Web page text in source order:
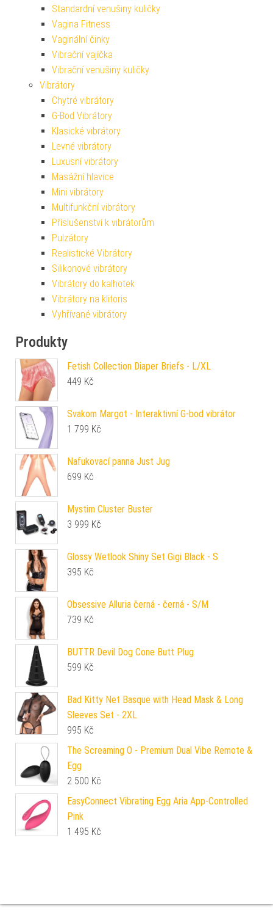
Standardní venušiny kuličky
Vagina Fitness
Vaginální činky
Vibrační vajíčka
Vibrační venušiny kuličky
Vibrátory
Chytré vibrátory
G-Bod Vibrátory
Klasické vibrátory
Levné vibrátory
Luxusní vibrátory
Masážní hlavice
Mini vibrátory
Multifunkční vibrátory
Příslušenství k vibrátorům
Pulzátory
Realistické Vibrátory
Silikonové vibrátory
Vibrátory do kalhotek
Vibrátory na klitoris
Vyhřívané vibrátory
Produkty
Fetish Collection Diaper Briefs - L/XL
449 Kč
Svakom Margot - Interaktivní G-bod vibrátor
1 799 Kč
Nafukovací panna Just Jug
699 Kč
Mystim Cluster Buster
3 999 Kč
Glossy Wetlook Shiny Set Gigi Black - S
395 Kč
Obsessive Alluria černá - černá - S/M
739 Kč
BUTTR Devil Dog Cone Butt Plug
599 Kč
Bad Kitty Net Basque with Head Mask & Long
Sleeves Set - 2XL
995 Kč
The Screaming O - Premium Dual Vibe Remote &
Egg
2 500 Kč
EasyConnect Vibrating Egg Aria App-Controlled
Pink
1 495 Kč